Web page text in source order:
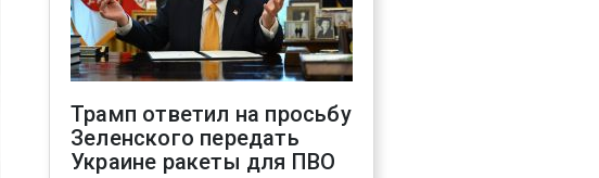
Трамп ответил на просьбу
Зеленского передать
Украине ракеты для ПВО